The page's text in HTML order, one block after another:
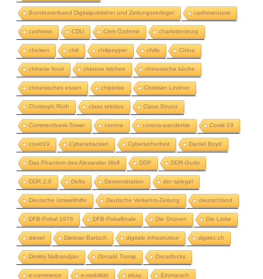
Bundesverband Digitalpublisher und Zeitungsverleger cashewnüsse
cashews CDU Cem Özdemir charlottenburg
chicken chili chilipepper chilis China
chinese food chinese kitchen chinesische küche
chinesisches essen chipkrise Christian Lindner
Christoph Rüth claas relotius Claus Strunz
Commerzbank-Tower corona corona-pandemie Covid-19
covid19 Cyberattacken Cybersicherheit Daniel Boyd
Das Phantom des Alexander Wolf DDP DDR-Gorbi
DDR 2.0 Delta Demonstration der spiegel
Deutsche Umwelthilfe Deutsche Verkehrs-Zeitung deutschland
DFB-Pokal 1976 DFB-Pokalfinale Die Grünen Die Linke
diesel Dietmar Bartsch digitale infrastruktur digitec.ch
Dimitrij Nalbandjan Donald Trump Dreadlocks
e-commerce e-mobilität ebay Einmarsch